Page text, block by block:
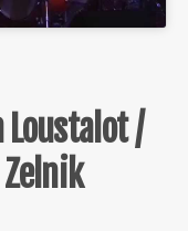
Loustalot /
Zelnik